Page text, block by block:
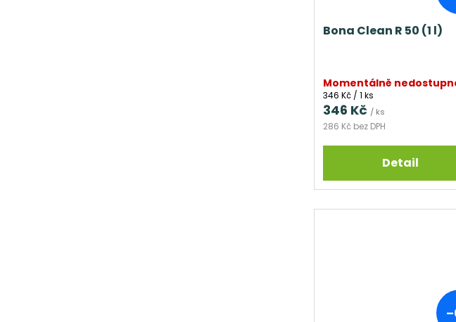
Bona Clean R 50 (1 l)
Momentálně
286 Kč bez DPH
346 Kč / ks
Měrná
cena:
346 Kč / 1 ks
Detail